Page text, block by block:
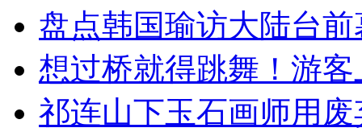
盘点韩国瑜访大陆台
想过桥就得跳舞！游客
祁连山下玉石画师用